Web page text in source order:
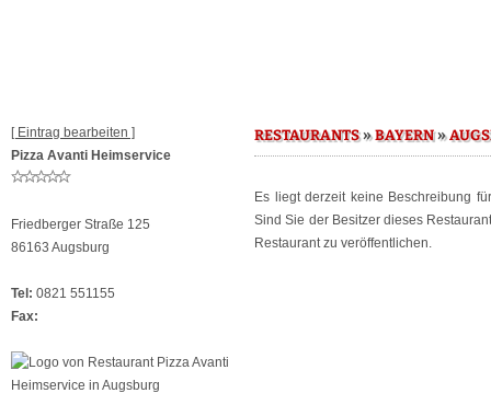
[ Eintrag bearbeiten ]
Pizza Avanti Heimservice
Friedberger Straße 125
86163 Augsburg
Tel: 0821 551155
Fax:
RESTAURANTS»BAYERN»
Es liegt derzeit keine Beschreibung
Sind Sie der Besitzer dieses
Restaurant zu veröffentlichen.